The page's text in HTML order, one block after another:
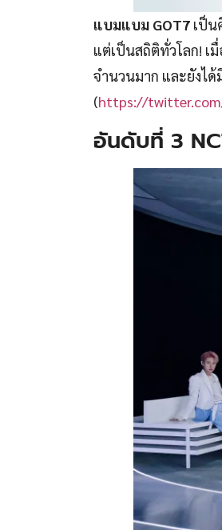
แบมแบม GOT7 เป็น
แต่เป็นสถิติทั่วโลก! เ
จำนวนมาก และยังไ
(https://
อันดับที่ 3